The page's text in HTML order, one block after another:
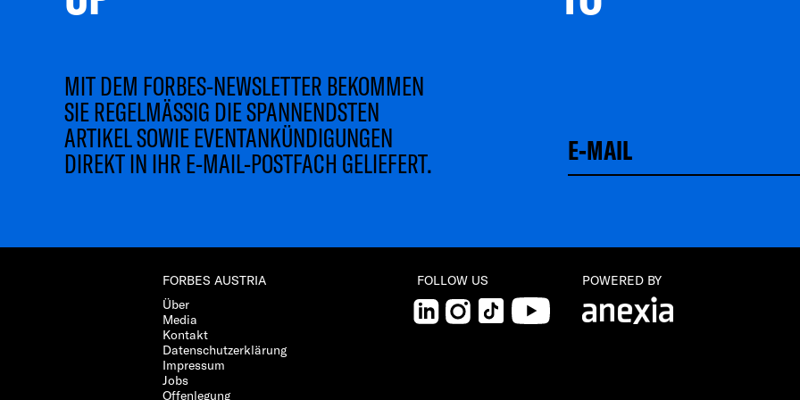
MIT DEM FORBES-NEWSLETTER BEKOMMEN
SIE REGELMÄSSIG DIE SPANNENDSTEN
ARTIKEL SOWIE EVENTANKÜNDIGUNGEN
DIREKT IN IHR E-MAIL-POSTFACH GELIEFERT.
FORBES AUSTRIA
Über
Media
Kontakt
Datenschutzerklärung
Impressum
Jobs
Offenlegung
FOLLOW US
LinkedInInstagram
TikTok YouTube
POWERED BY